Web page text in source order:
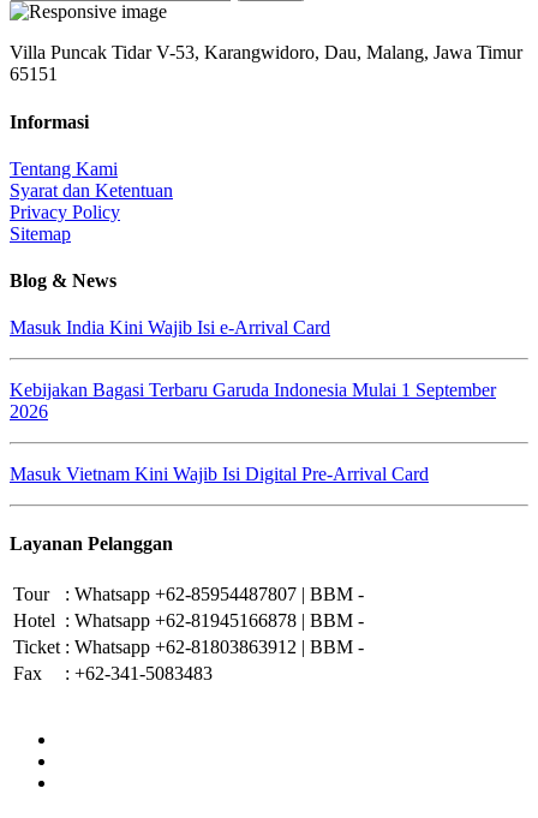
Villa Puncak Tidar V-53, Karangwidoro, Dau, Malang, Jawa Timur
65151
Informasi
Tentang Kami
Syarat dan Ketentuan
Privacy Policy
Sitemap
Blog & News
Masuk India Kini Wajib Isi e-Arrival Card
Kebijakan Bagasi Terbaru Garuda Indonesia Mulai 1 September
2026
Masuk Vietnam Kini Wajib Isi Digital Pre-Arrival Card
Layanan Pelanggan
Tour : Whatsapp +62-85954487807 | BBM -
Hotel : Whatsapp +62-81945166878 | BBM -
Ticket : Whatsapp +62-81803863912 | BBM -
Fax
: +62-341-5083483